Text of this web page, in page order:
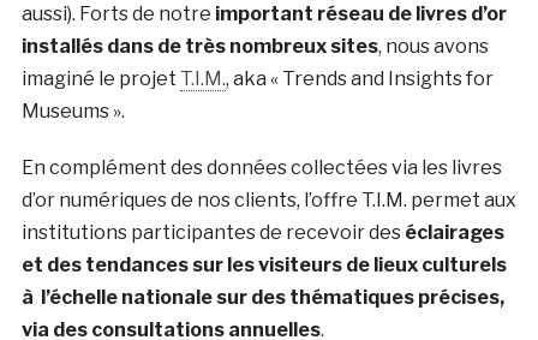
aussi). Forts de notre important réseau de livres d’or
installés dans de très nombreux sites, nous avons
imaginé le projet T.I.M., aka « Trends and Insights for
Museums ».
En complément des données collectées via les livres
d’or numériques de nos clients, l’offre T.I.M. permet aux
institutions participantes de recevoir des éclairages
et des tendances sur les visiteurs de lieux culturels
à l’échelle nationale sur des thématiques précises,
via des consultations annuelles.